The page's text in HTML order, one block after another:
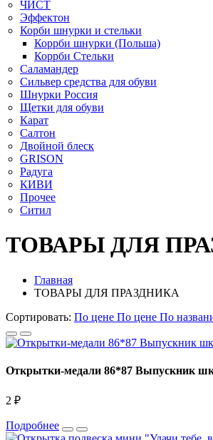
ЧИСТ
Эффектон
Корби шнурки и стельки
Коррби шнурки (Польша)
Коррби Стельки
Саламандер
Сильвер средства для обуви
Шнурки Россия
Щетки для обуви
Карат
Салтон
Двойной блеск
GRISON
Радуга
КИВИ
Прочее
Ситил
ТОВАРЫ ДЛЯ
Главная
ТОВАРЫ ДЛЯ ПРАЗДНИКА
Сортировать: По цене По цене По
Открытки-медали 86*87 Выпускник
2 ₽
Подробнее